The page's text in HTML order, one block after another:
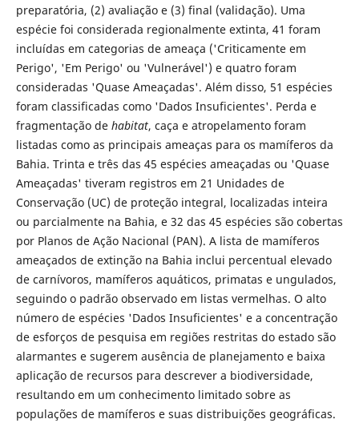
preparatória, (2) avaliação e (3) final (validação). Uma
espécie foi considerada regionalmente extinta, 41 foram
incluídas em categorias de ameaça ('Criticamente em
Perigo', 'Em Perigo' ou 'Vulnerável') e quatro foram
consideradas 'Quase Ameaçadas'. Além disso, 51 espécies
foram classificadas como 'Dados Insuficientes'. Perda e
fragmentação de habitat, caça e atropelamento foram
listadas como as principais ameaças para os mamíferos da
Bahia. Trinta e três das 45 espécies ameaçadas ou 'Quase
Ameaçadas' tiveram registros em 21 Unidades de
Conservação (UC) de proteção integral, localizadas inteira
ou parcialmente na Bahia, e 32 das 45 espécies são cobertas
por Planos de Ação Nacional (PAN). A lista de mamíferos
ameaçados de extinção na Bahia inclui percentual elevado
de carnívoros, mamíferos aquáticos, primatas e ungulados,
seguindo o padrão observado em listas vermelhas. O alto
número de espécies 'Dados Insuficientes' e a concentração
de esforços de pesquisa em regiões restritas do estado são
alarmantes e sugerem ausência de planejamento e baixa
aplicação de recursos para descrever a biodiversidade,
resultando em um conhecimento limitado sobre as
populações de mamíferos e suas distribuições geográficas.